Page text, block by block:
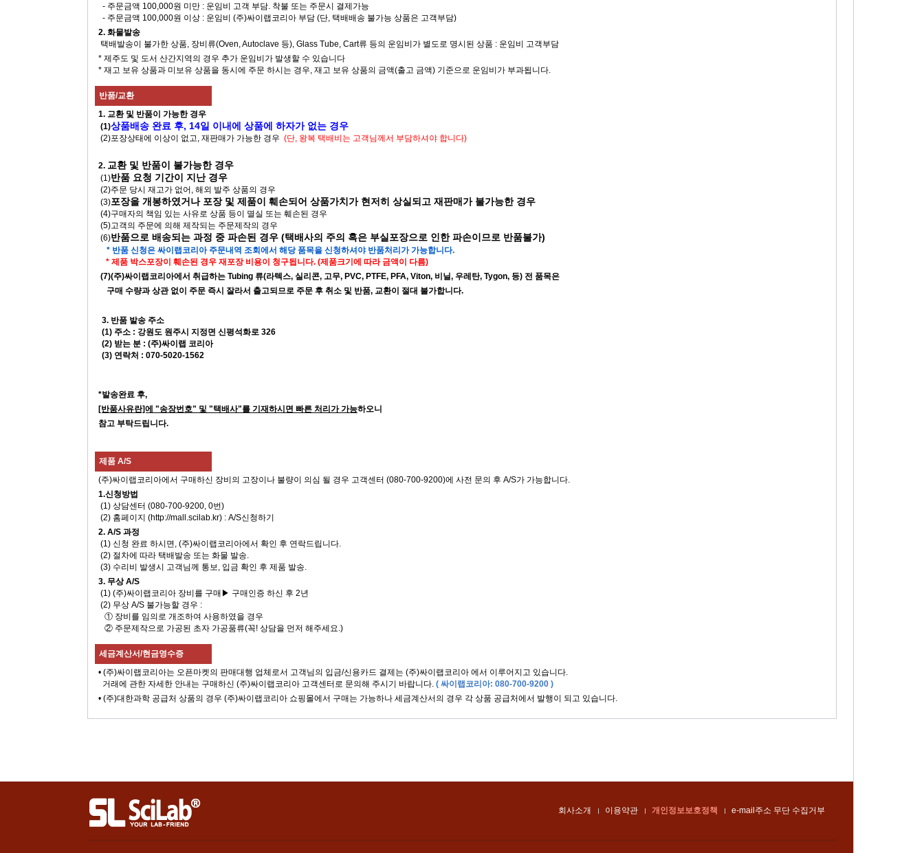
- 주문금액 100,000원 미만 : 운임비 고객 부담. 착불 또는 주문시 결제가능
- 주문금액 100,000원 이상 : 운임비 (주)싸이랩코리아 부담 (단, 택배배송 불가능 상품은 고객부담)
2. 화물발송
택배발송이 불가한 상품, 장비류(Oven, Autoclave 등), Glass Tube, Cart류 등의 운임비가 별도로 명시된 상품 : 운임비 고객부담
* 제주도 및 도서 산간지역의 경우 추가 운임비가 발생할 수 있습니다
* 재고 보유 상품과 미보유 상품을 동시에 주문 하시는 경우, 재고 보유 상품의 금액(출고 금액) 기준으로 운임비가 부과됩니다.
반품/교환
1. 교환 및 반품이 가능한 경우
(1)상품배송 완료 후, 14일 이내에 상품에 하자가 없는 경우
(2)포장상태에 이상이 없고, 재판매가 가능한 경우 (단, 왕복 택배비는 고객님께서 부담하셔야 합니다)
2. 교환 및 반품이 불가능한 경우
(1)반품 요청 기간이 지난 경우
(2)주문 당시 재고가 없어, 해외 발주 상품의 경우
(3)포장을 개봉하였거나 포장 및 제품이 훼손되어 상품가치가 현저히 상실되고 재판매가 불가능한 경우
(4)구매자의 책임 있는 사유로 상품 등이 멸실 또는 훼손된 경우
(5)고객의 주문에 의해 제작되는 주문제작의 경우
(6)반품으로 배송되는 과정 중 파손된 경우 (택배사의 주의 혹은 부실포장으로 인한 파손이므로 반품불가)
* 반품 신청은 싸이랩코리아 주문내역 조회에서 해당 품목을 신청하셔야 반품처리가 가능합니다.
* 제품 박스포장이 훼손된 경우 재포장 비용이 청구됩니다. (제품크기에 따라 금액이 다름)
(7)(주)싸이랩코리아에서 취급하는 Tubing 류(라텍스, 실리콘, 고무, PVC, PTFE, PFA, Viton, 비닐, 우레탄, Tygon, 등) 전 품목은
구매 수량과 상관 없이 주문 즉시 잘라서 출고되므로 주문 후 취소 및 반품, 교환이 절대 불가합니다.
3. 반품 발송 주소
(1) 주소 : 강원도 원주시 지정면 신평석화로 326
(2) 받는 분 : (주)싸이랩 코리아
(3) 연락처 : 070-5020-1562
*발송완료 후,
[반품사유란]에 "송장번호" 및 "택배사"를 기재하시면 빠른 처리가 가능하오니
참고 부탁드립니다.
제품 A/S
(주)싸이랩코리아에서 구매하신 장비의 고장이나 불량이 의심 될 경우 고객센터 (080-700-9200)에 사전 문의 후 A/S가 가능합니다.
1.신청방법
(1) 상담센터 (080-700-9200, 0번)
(2) 홈페이지 (http://mall.scilab.kr) : A/S신청하기
2. A/S 과정
(1) 신청 완료 하시면, (주)싸이랩코리아에서 확인 후 연락드립니다.
(2) 절차에 따라 택배발송 또는 화물 발송.
(3) 수리비 발생시 고객님께 통보, 입금 확인 후 제품 발송.
3. 무상 A/S
(1) (주)싸이랩코리아 장비를 구매▶ 구매인증 하신 후 2년
(2) 무상 A/S 불가능할 경우 :
① 장비를 임의로 개조하여 사용하였을 경우
② 주문제작으로 가공된 초자 가공품류(꼭! 상담을 먼저 해주세요.)
세금계산서/현금영수증
• (주)싸이랩코리아는 오픈마켓의 판매대행 업체로서 고객님의 입금/신용카드 결제는 (주)싸이랩코리아 에서 이루어지고 있습니다.
거래에 관한 자세한 안내는 구매하신 (주)싸이랩코리아 고객센터로 문의해 주시기 바랍니다. ( 싸이랩코리아: 080-700-9200 )
• (주)대한과학 공급처 상품의 경우 (주)싸이랩코리아 쇼핑몰에서 구매는 가능하나 세금계산서의 경우 각 상품 공급처에서 발행이 되고 있습니다.
회사소개 이용약관 개인정보보호정책 e-mail주소 무단 수집거부